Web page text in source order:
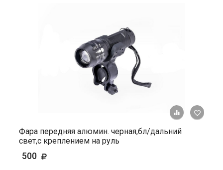
+ К
Фара передняя алюмин. черная,бл/дальний
свет,с креплением на руль
500